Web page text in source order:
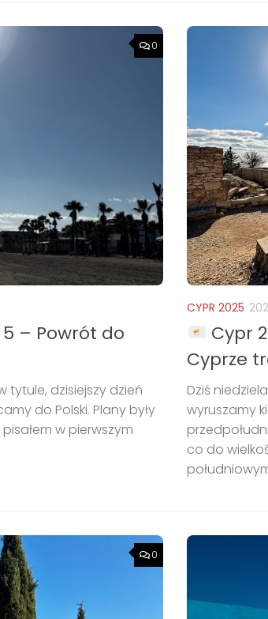
0
– Powrót do
tytule, dzisiejszy dzień
do Polski. Plany były
w pierwszym
CYPR 2025
Cypr
Cyprze
Dziś
wyruszamy
co do
0